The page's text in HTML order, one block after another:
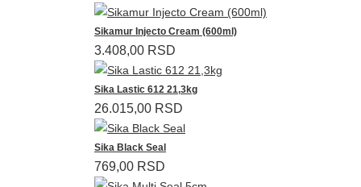
Sikamur Injecto Cream (600ml)
3.408,00 RSD
Sika Lastic 612 21,3kg
26.015,00 RSD
Sika Black Seal
769,00 RSD